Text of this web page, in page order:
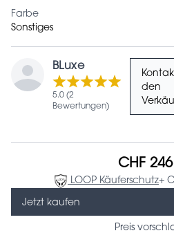
Farbe
Sonstiges
BLuxe
5.0 (2
Bewertungen)
den
CHF
LOOP Käuferschutz+
Jetzt kaufen
Preis